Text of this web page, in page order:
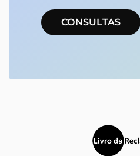
CONSULTAS
(abre em